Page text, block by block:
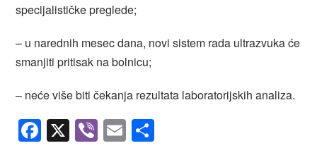
specijalističke preglede;
– u narednih mesec dana, novi sistem rada ultrazvuka će
smanjiti pritisak na bolnicu;
– neće više biti čekanja rezultata laboratorijskih analiza.
Facebook
X Viber
Email